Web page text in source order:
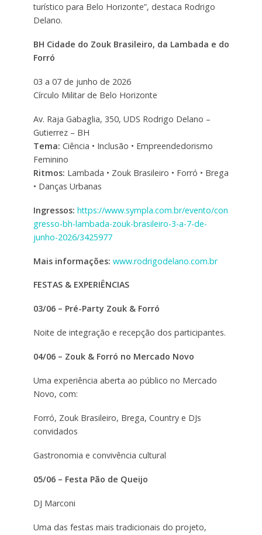
turístico para Belo Horizonte”, destaca Rodrigo
Delano.
BH Cidade do Zouk Brasileiro, da Lambada e do
Forró
03 a 07 de junho de 2026
Círculo Militar de Belo Horizonte
Av. Raja Gabaglia, 350, UDS Rodrigo Delano –
Gutierrez – BH
Tema: Ciência • Inclusão • Empreendedorismo
Feminino
Ritmos: Lambada • Zouk Brasileiro • Forró • Brega
• Danças Urbanas
Ingressos: https://www.sympla.com.br/evento/con
gresso-bh-lambada-zouk-brasileiro-3-a-7-de-
junho-2026/3425977
Mais informações: www.rodrigodelano.com.br
FESTAS & EXPERIÊNCIAS
03/06 – Pré-Party Zouk & Forró
Noite de integração e recepção dos participantes.
04/06 – Zouk & Forró no Mercado Novo
Uma experiência aberta ao público no Mercado
Novo, com:
Forró, Zouk Brasileiro, Brega, Country e DJs
convidados
Gastronomia e convivência cultural
05/06 – Festa Pão de Queijo
DJ Marconi
Uma das festas mais tradicionais do projeto,